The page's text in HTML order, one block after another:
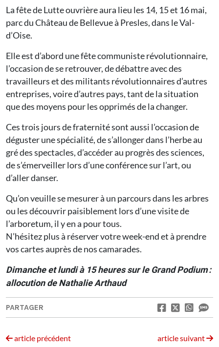
La fête de Lutte ouvrière aura lieu les 14, 15 et 16 mai,
parc du Château de Bellevue à Presles, dans le Val-
d’Oise.
Elle est d’abord une fête communiste révolutionnaire,
l’occasion de se retrouver, de débattre avec des
travailleurs et des militants révolutionnaires d’autres
entreprises, voire d’autres pays, tant de la situation
que des moyens pour les opprimés de la changer.
Ces trois jours de fraternité sont aussi l’occasion de
déguster une spécialité, de s’allonger dans l’herbe au
gré des spectacles, d’accéder au progrès des sciences,
de s’émerveiller lors d’une conférence sur l’art, ou
d’aller danser.
Qu’on veuille se mesurer à un parcours dans les arbres
ou les découvrir paisiblement lors d’une visite de
l’arboretum, il y en a pour tous.
N’hésitez plus à réserver votre week-end et à prendre
vos cartes auprès de nos camarades.
Dimanche et lundi à 15 heures sur le Grand Podium :
allocution de Nathalie Arthaud
PARTAGER
article précédent article suivant